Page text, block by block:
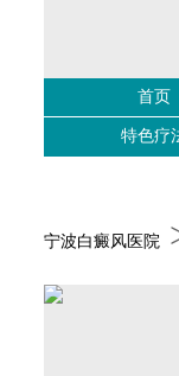
首页
特色疗
宁波白癜风医院